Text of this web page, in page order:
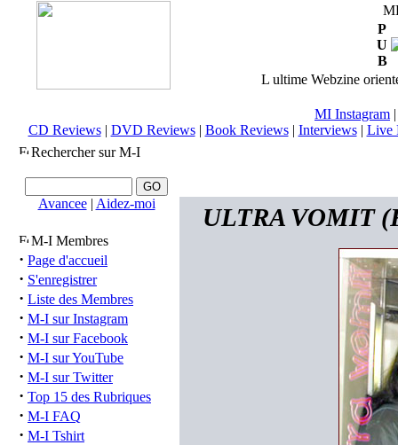
P
U
B
L ultime Webzine
MI Instagram
CD Reviews| DVD Reviews| Book Reviews| Interviews| Live
Rechercher sur M-I
Avancee| Aidez-moi
M-I Membres
· Page d'accueil
· S'enregistrer
· Liste des Membres
· M-I sur Instagram
· M-I sur Facebook
· M-I sur YouTube
· M-I sur Twitter
· Top 15 des Rubriques
· M-I FAQ
· M-I Tshirt
ULTRA VOMIT